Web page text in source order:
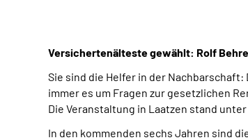
Versichertenälteste gewählt: Rolf
Sie sind die Helfer in der
immer es um Fragen zur gesetzlichen
Die Veranstaltung in Laatzen stand
In den kommenden sechs Jahren sind